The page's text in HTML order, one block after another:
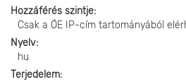
Hozzáférés szintje
Csak a ÓE IP-cím tartományából
Nyelv
hu
Terjedelem